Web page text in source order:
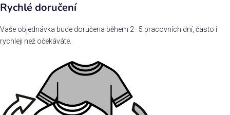
Rychlé doručení
Vaše objednávka bude doručena během 2–5 pracovních dní, často i
rychleji než očekáváte.